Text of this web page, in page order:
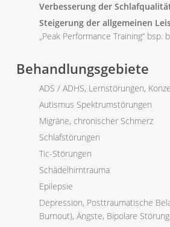
Verbesserung der
Steigerung der allgemeinen
„Peak Performance Training“
Behandlungsgebiete
ADS / ADHS, Lernstörungen,
Autismus Spektrumstörungen
Migräne, chronischer Schmerz
Schlafstörungen
Tic-Störungen
Schädelhirntrauma
Epilepsie
Depression, Posttraumatische
Burnout), Ängste, Bipolare